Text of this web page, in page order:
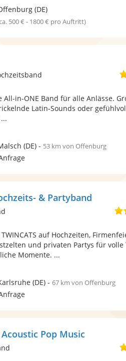
(DE)
500 € - 1800 € pro Auftritt)
All-in-ONE Band für alle Anlässe.
Latin-Sounds oder
(DE)- 53 km von Offenburg
& Partyband
auf Hochzeiten,
und privaten Partys für volle
Momente. ...
(DE)- 67 km von Offenburg
Pop Music